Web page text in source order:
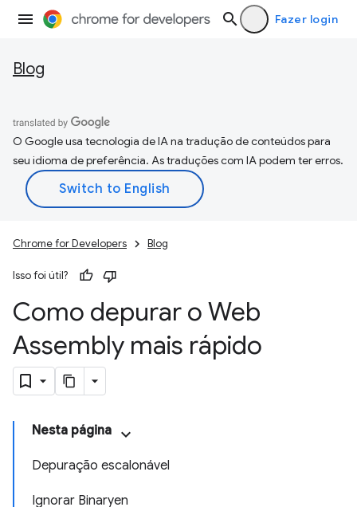
Fazer login
Blog
O Google usa tecnologia de IA na tradução de conteúdos para
seu idioma de preferência. As traduções com IA podem ter erros.
Chrome for Developers Blog
Isso foi útil?
Como depurar o Web
Assembly mais rápido
Nesta página
Depuração escalonável
Ignorar Binaryen